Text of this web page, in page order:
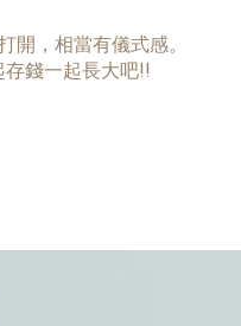
開，相當有儀式感。
錢一起長大吧!!